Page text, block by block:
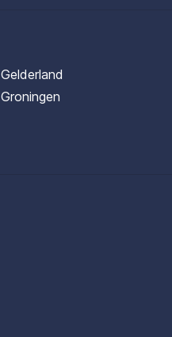
Gelderland
Groningen